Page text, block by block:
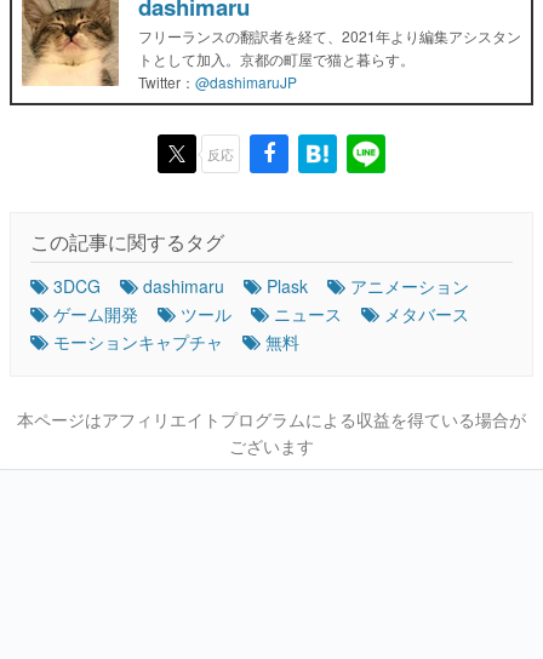
dashimaru
フリーランスの翻訳者を経て、2021年より編集アシスタン
トとして加入。京都の町屋で猫と暮らす。
Twitter： @dashimaruJP
反応
この記事に関するタグ
3DCG dashimaru Plask
アニメーション
ゲーム開発
ツール ニュース
メタバース
モーションキャプチャ
無料
本ページはアフィリエイトプログラムによる収益を得ている場合が
ございます